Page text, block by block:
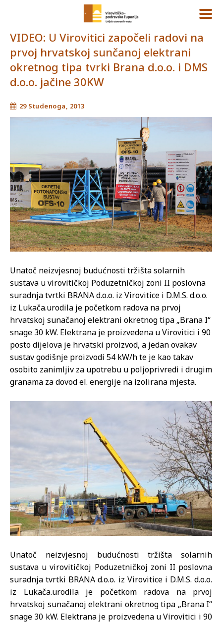
VIDEO: U Virovitici započeli radovi na
prvoj hrvatskoj sunčanoj elektrani
okretnog tipa tvrki Brana d.o.o. i DMS
d.o.o. jačine 30KW
29 Studenoga, 2013
Unatoč neizvjesnoj budućnosti tržišta solarnih
sustava u virovitičkoj Poduzetničkoj zoni II poslovna
suradnja tvrtki BRANA d.o.o. iz Virovitice i D.M.S. d.o.o.
iz Lukača.urodila je početkom radova na prvoj
hrvatskoj sunačanoj elektrani okretnog tipa „Brana I“
snage 30 kW. Elektrana je proizvedena u Virovitici i 90
posto dijelova je hrvatski proizvod, a jedan ovakav
sustav godišnje proizvodi 54 kW/h te je kao takav
osobito zanimljiv za upotrebu u poljoprivredi i drugim
granama za dovod el. energije na izolirana mjesta.
Unatoč neizvjesnoj budućnosti tržišta solarnih
sustava u virovitičkoj Poduzetničkoj zoni II poslovna
suradnja tvrtki BRANA d.o.o. iz Virovitice i D.M.S. d.o.o.
iz Lukača.urodila je početkom radova na prvoj
hrvatskoj sunačanoj elektrani okretnog tipa „Brana I“
snage 30 kW. Elektrana je proizvedena u Virovitici i 90